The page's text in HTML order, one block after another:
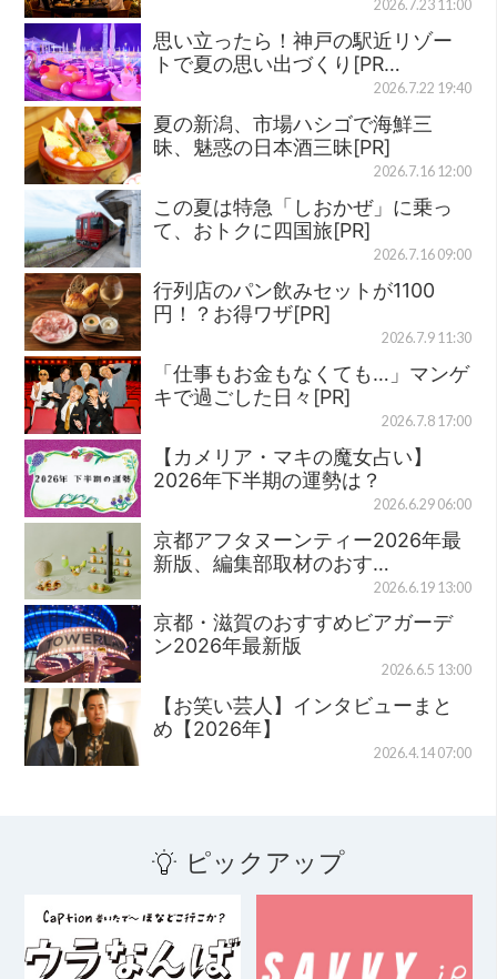
2026.7.23 11:00
思い立ったら！神戸の駅近リゾー
トで夏の思い出づくり[PR…
2026.7.22 19:40
夏の新潟、市場ハシゴで海鮮三
昧、魅惑の日本酒三昧[PR]
2026.7.16 12:00
この夏は特急「しおかぜ」に乗っ
て、おトクに四国旅[PR]
2026.7.16 09:00
行列店のパン飲みセットが1100
円！？お得ワザ[PR]
2026.7.9 11:30
「仕事もお金もなくても…」マンゲ
キで過ごした日々[PR]
2026.7.8 17:00
【カメリア・マキの魔女占い】
2026年下半期の運勢は？
2026.6.29 06:00
京都アフタヌーンティー2026年最
新版、編集部取材のおす…
2026.6.19 13:00
京都・滋賀のおすすめビアガーデ
ン2026年最新版
2026.6.5 13:00
【お笑い芸人】インタビューまと
め【2026年】
2026.4.14 07:00
ピックアップ